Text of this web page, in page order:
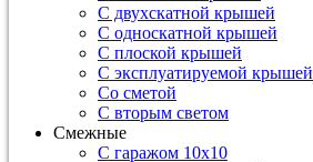
С двухскатной крышей
С односкатной крышей
С плоской крышей
С эксплуатируемой крышей
Со сметой
С вторым светом
Смежные
С гаражом 10х10